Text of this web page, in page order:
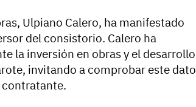
Ulpiano Calero, ha manifestado
del consistorio. Calero ha
la inversión en obras y el desarrollo
invitando a comprobar este dato
contratante.